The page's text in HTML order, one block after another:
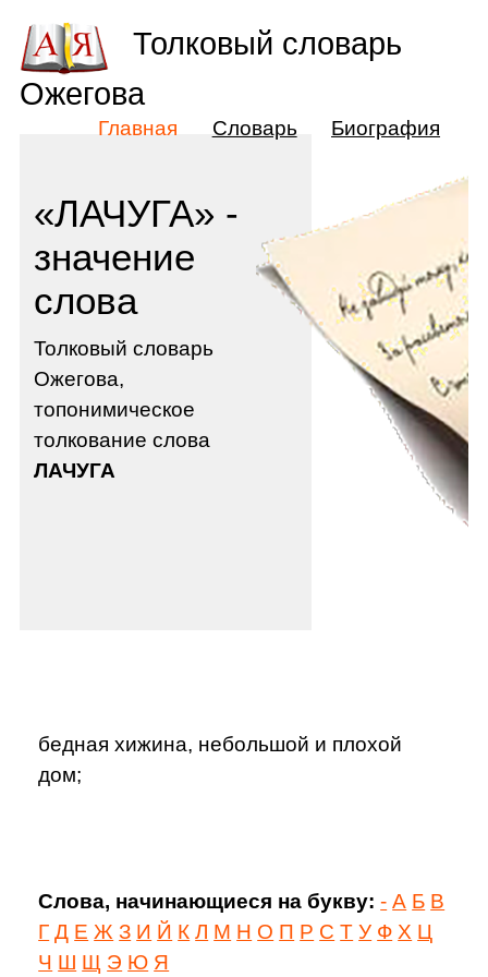
«ЛАЧУГА» -
значение
слова
Толковый словарь
Ожегова,
топонимическое
толкование слова
ЛАЧУГА
бедная хижина, небольшой и плохой
дом;
Слова, начинающиеся на букву: - А Б В
Г Д Е Ж З И Й К Л М Н О П Р С Т У Ф Х Ц
Ч Ш Щ Э Ю Я
Толковый словарь
Ожегова
Главная Словарь Биография